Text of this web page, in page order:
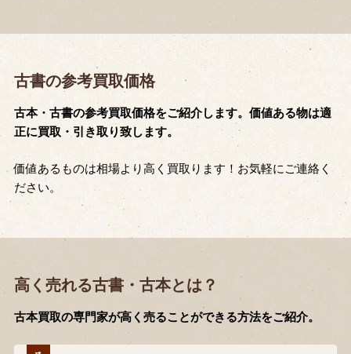
古書の参考買取価格
古本・古書の参考買取価格をご紹介します。価値ある物は適
正に買取・引き取り致します。
価値あるものは相場より高く買取ります！お気軽にご連絡く
ださい。
高く売れる古書・古本とは？
古本買取の専門家が高く売ることができる方法をご紹介。